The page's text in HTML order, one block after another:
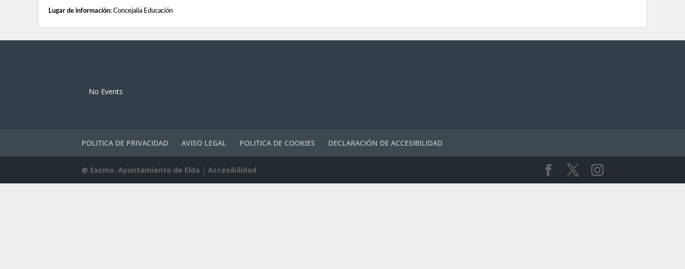
Lugar de información: Concejalía Educación
No Events
POLITICA DE PRIVACIDAD AVISO LEGAL POLITICA DE COOKIES DECLARACIÓN DE ACCESIBILIDAD
@ Excmo. Ayuntamiento de Elda | Accesibilidad